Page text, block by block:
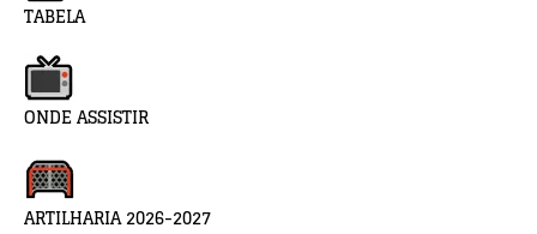
TABELA
ONDE ASSISTIR
ARTILHARIA 2026-2027